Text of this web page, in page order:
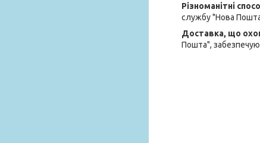
Різноманітні
службу "Нова
Доставка, що
Пошта",